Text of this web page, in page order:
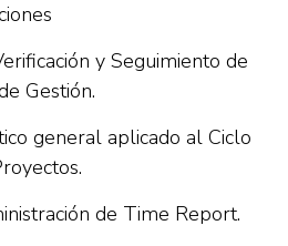
y Seguimiento de
Gestión.
general aplicado al Ciclo
de Time Report.